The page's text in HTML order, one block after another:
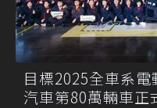
目標2025全車系
汽車第80萬輛車正